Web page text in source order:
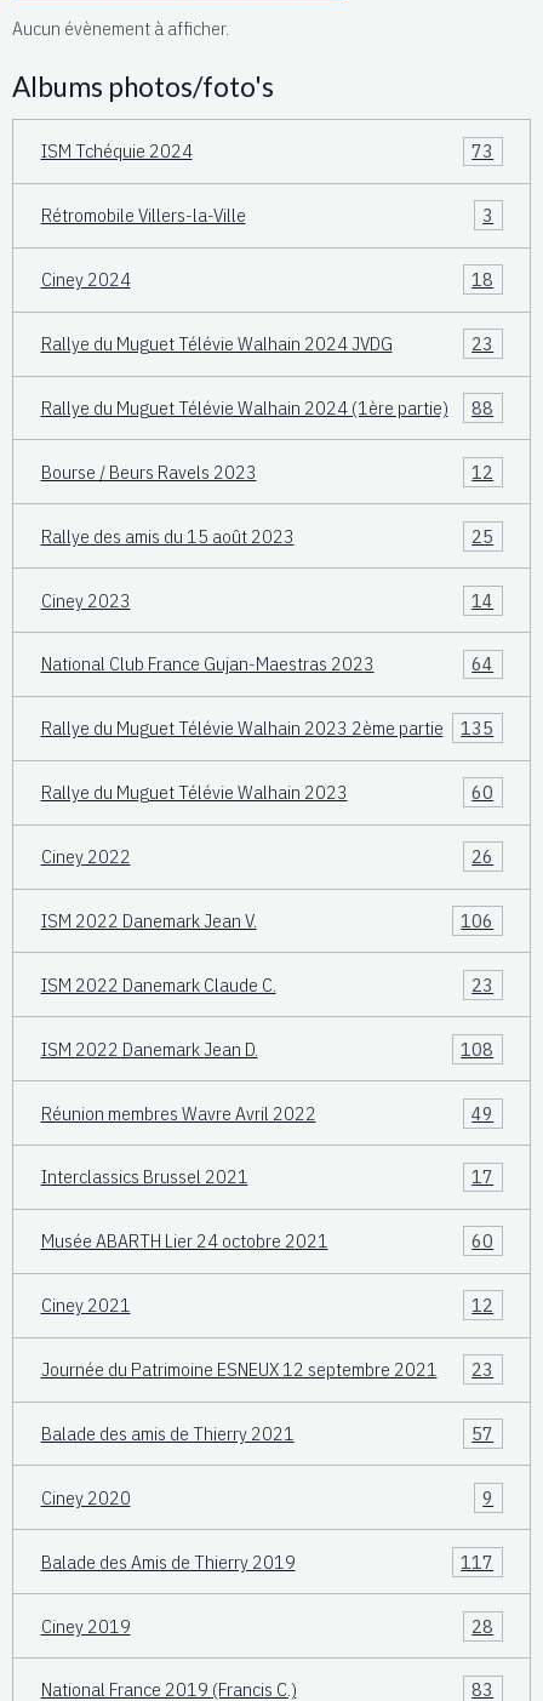
Aucun évènement à afficher.
Albums photos/foto's
ISM Tchéquie 2024 73
Rétromobile Villers-la-Ville 3
Ciney 2024 18
Rallye du Muguet Télévie Walhain 2024 JVDG 23
Rallye du Muguet Télévie Walhain 2024 (1ère partie) 88
Bourse / Beurs Ravels 2023 12
Rallye des amis du 15 août 2023 25
Ciney 2023 14
National Club France Gujan-Maestras 2023 64
Rallye du Muguet Télévie Walhain 2023 2ème partie 135
Rallye du Muguet Télévie Walhain 2023 60
Ciney 2022 26
ISM 2022 Danemark Jean V. 106
ISM 2022 Danemark Claude C. 23
ISM 2022 Danemark Jean D. 108
Réunion membres Wavre Avril 2022 49
Interclassics Brussel 2021 17
Musée ABARTH Lier 24 octobre 2021 60
Ciney 2021 12
Journée du Patrimoine ESNEUX 12 septembre 2021 23
Balade des amis de Thierry 2021 57
Ciney 2020 9
Balade des Amis de Thierry 2019 117
Ciney 2019 28
National France 2019 (Francis C.) 83